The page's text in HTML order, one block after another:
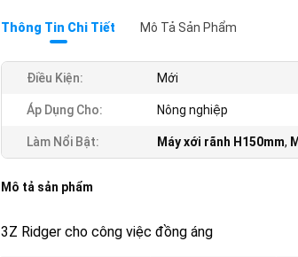
Thông Tin Chi Tiết Mô Tả Sản Phẩm
Điều Kiện: Mới
Áp Dụng Cho: Nông nghiệp
Làm Nổi Bật: Máy xới rãnh H150mm,
Mô tả sản phẩm
3Z Ridger cho công việc đồng áng